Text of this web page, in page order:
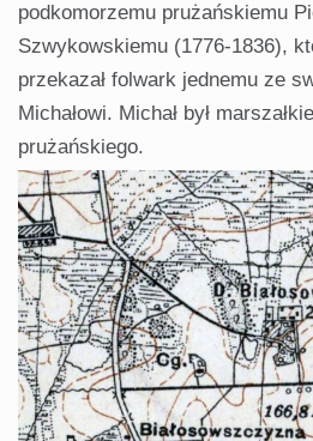
podkomorzemu prużańskiemu
Szwykowskiemu (1776-1836),
przekazał folwark jednemu ze
Michałowi. Michał był
prużańskiego.